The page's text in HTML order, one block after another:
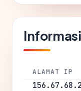
ALAMAT IP